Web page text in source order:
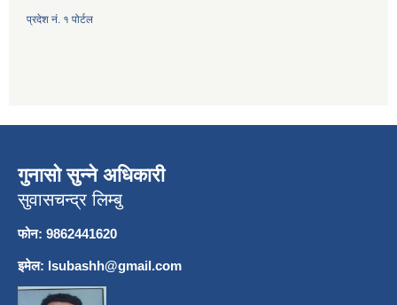
प्रदेश नं. १ पोर्टल
गुनासो सुन्ने अधिकारी
सुवासचन्द्र लिम्बु
फोन: 9862441620
इमेल: lsubashh@gmail.com